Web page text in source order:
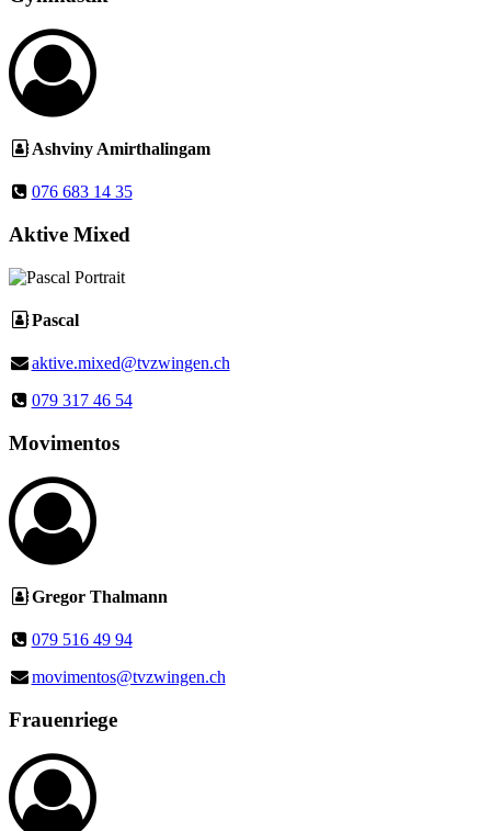
Ashviny Amirthalingam
076 683 14 35
Aktive Mixed
Pascal
aktive.mixed@tvzwingen.ch
079 317 46 54
Movimentos
Gregor Thalmann
079 516 49 94
movimentos@tvzwingen.ch
Frauenriege